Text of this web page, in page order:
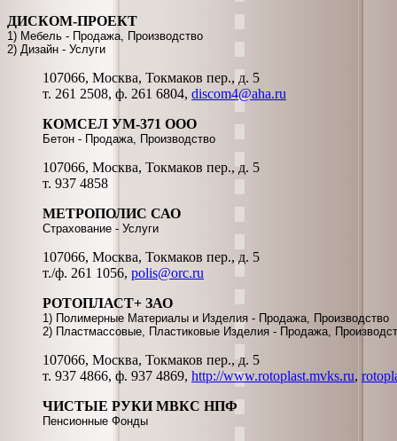
ДИСКОМ-ПРОЕКТ
1) Мебель - Продажа, Производство
2) Дизайн - Услуги
107066, Москва, Токмаков пер., д. 5
т. 261 2508, ф. 261 6804, discom4@aha.ru
КОМСЕЛ УМ-371 ООО
Бетон - Продажа, Производство
107066, Москва, Токмаков пер., д. 5
т. 937 4858
МЕТРОПОЛИС САО
Страхование - Услуги
107066, Москва, Токмаков пер., д. 5
т./ф. 261 1056, polis@orc.ru
РОТОПЛАСТ+ ЗАО
1) Полимерные Материалы и Изделия - Продажа, Производство
2) Пластмассовые, Пластиковые Изделия - Продажа,
107066, Москва, Токмаков пер., д. 5
т. 937 4866, ф. 937 4869, http://www.rotoplast.mvks.ru,
ЧИСТЫЕ РУКИ МВКС НПФ
Пенсионные Фонды